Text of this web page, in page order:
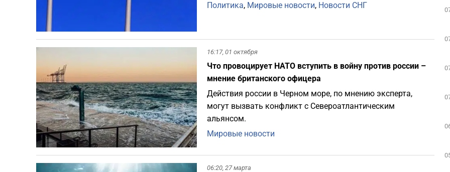
Политика, Мировые новости, Новости СНГ
16:17, 01 октября
Что провоцирует НАТО вступить в войну против россии –
мнение британского офицера
Действия россии в Черном море, по мнению эксперта,
могут вызвать конфликт с Североатлантическим
альянсом.
Мировые новости
06:20, 27 марта